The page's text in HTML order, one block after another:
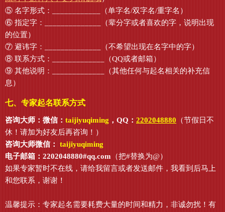
⑤ 名字形式：____________（单字名/双字名/重字名）
⑥ 指定字：______________（辈分字或者喜欢的字，说明出现
的位置）
⑦ 避讳字：______________（不希望出现在名字中的字）
⑧ 联系方式：_____________（QQ或者邮箱）
⑨ 其他说明：_____________（其他任何与起名相关的补充信
息）
七、专家起名联系方式
咨询大师：微信： taijiyuqiming ，QQ： 2202048880 （节假日不
休！请加为好友后再咨询！）
咨询大师微信： taijiyuqiming
电子邮箱：2202048880#qq.com （把#替换为@）
如果专家暂时不在线，请给我留言或者发送邮件，我看到后马上
和您联系，谢谢！
温馨提示：专家起名需要耗费大量的时间和精力，非诚勿扰！有